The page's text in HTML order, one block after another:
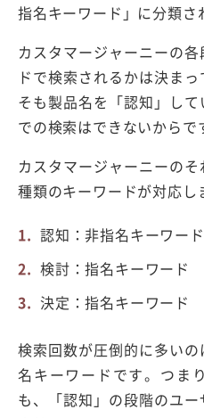
指名キーワード」に分類さ
カスタマージャーニーの
ドで検索されるかは決ま
そも製品名を「認知」し
での検索はできないからで
カスタマージャーニーの
種類のキーワードが対応し
認知：非指名キーワード
検討：指名キーワード
決定：指名キーワード
検索回数が圧倒的に多い
名キーワードです。つま
も、「認知」の段階のユ